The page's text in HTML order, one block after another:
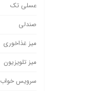
عسلی تک
صندلی
میز غذاخوری
میز تلویزیون
سرویس خواب